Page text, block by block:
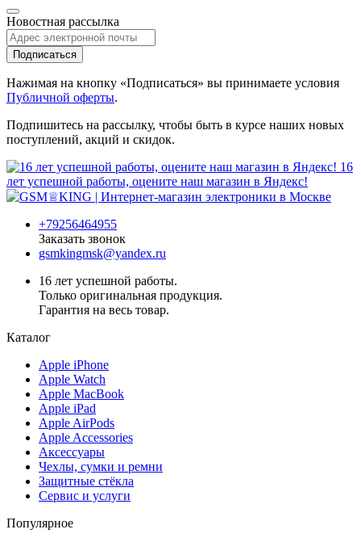
Новостная рассылка
Подписаться
Нажимая на кнопку «Подписаться» вы принимаете условия
Публичной оферты.
Подпишитесь на рассылку, чтобы быть в курсе наших новых
поступлений, акций и скидок.
16
лет успешной работы, оцените наш магазин в Яндекс!
+79256464955
Заказать звонок
gsmkingmsk@yandex.ru
16 лет успешной работы.
Только оригинальная продукция.
Гарантия на весь товар.
Каталог
Apple iPhone
Apple Watch
Apple MacBook
Apple iPad
Apple AirPods
Apple Accessories
Аксессуары
Чехлы, сумки и ремни
Защитные стёкла
Сервис и услуги
Популярное